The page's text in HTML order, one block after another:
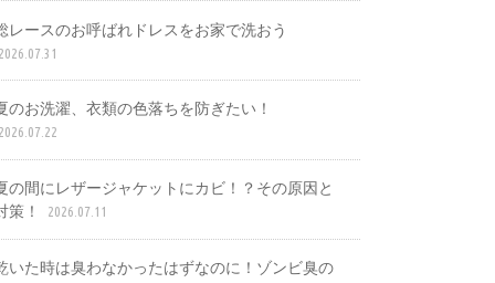
レースのお呼ばれドレスをお家で洗おう
のお洗濯、衣類の色落ちを防ぎたい！
の間にレザージャケットにカビ！？その原因と
策！
2026.07.11
いた時は臭わなかったはずなのに！ゾンビ臭の